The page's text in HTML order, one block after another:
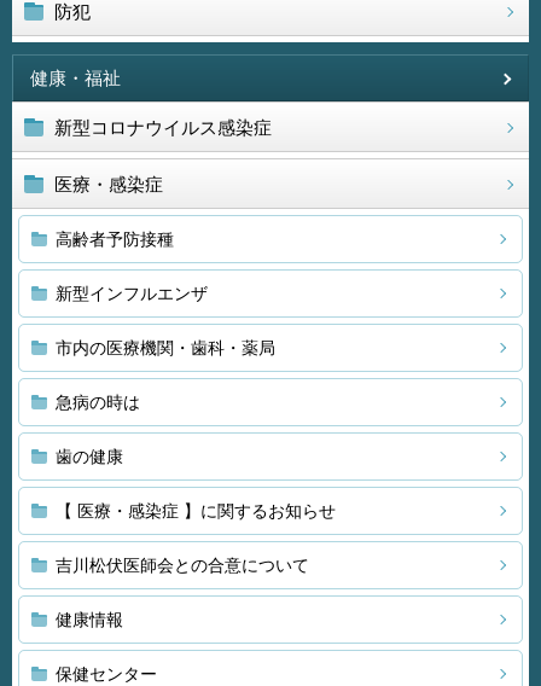
防犯
健康・福祉
新型コロナウイルス感染症
医療・感染症
高齢者予防接種
新型インフルエンザ
市内の医療機関・歯科・薬局
急病の時は
歯の健康
【 医療・感染症 】に関するお知らせ
吉川松伏医師会との合意について
健康情報
保健センター